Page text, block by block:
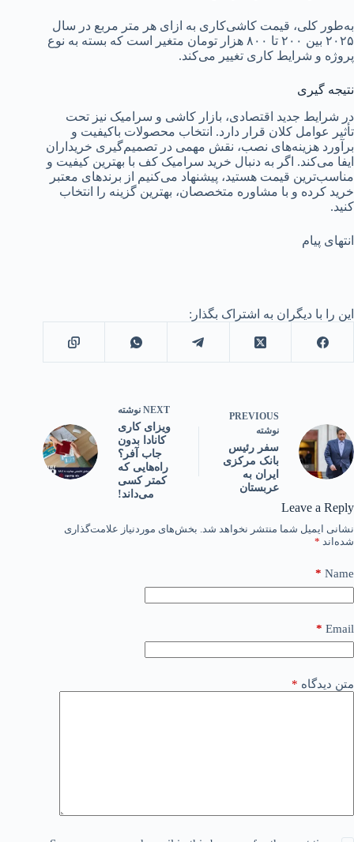
به‌طور کلی، قیمت کاشی‌کاری به ازای هر متر مربع در سال
۲۰۲۵ بین ۲۰۰ تا ۸۰۰ هزار تومان متغیر است که بسته به نوع
پروژه و شرایط کاری تغییر می‌کند.
نتیجه گیری
در شرایط جدید اقتصادی، بازار کاشی و سرامیک نیز تحت
تأثیر عوامل کلان قرار دارد. انتخاب محصولات باکیفیت و
برآورد هزینه‌های نصب، نقش مهمی در تصمیم‌گیری خریداران
ایفا می‌کند. اگر به دنبال خرید سرامیک کف با بهترین کیفیت و
مناسب‌ترین قیمت هستید، پیشنهاد می‌کنیم از برندهای معتبر
خرید کرده و با مشاوره متخصصان، بهترین گزینه را انتخاب
کنید.
انتهای پیام
این را با دیگران به اشتراک بگذار:
PREVIOUS
نوشته
سفر رئیس
بانک مرکزی
ایران به
عربستان
NEXT نوشته
ویزای کاری
کانادا بدون
جاب آفر؟
راه‌هایی که
کمتر کسی
می‌داند!
Leave a Reply
نشانی ایمیل شما منتشر نخواهد شد. بخش‌های موردنیاز علامت‌گذاری
شده‌اند *
Name
*
Email
*
متن دیدگاه *